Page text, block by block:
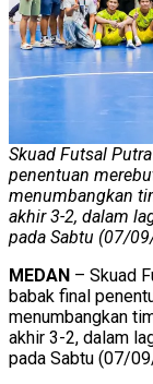
Skuad Futsal
penentuan
menumbangkan
akhir 3-2, dalam
pada Sabtu (07/
MEDAN – Skuad
babak final
menumbangkan
akhir 3-2, dalam
pada Sabtu (07/